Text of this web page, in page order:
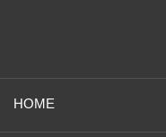
HOME